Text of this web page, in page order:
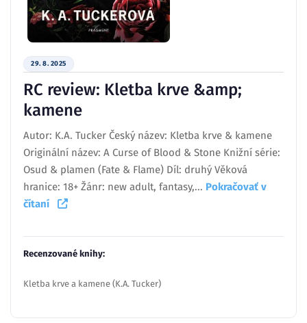
29. 8. 2025
RC review: Kletba krve &amp;
kamene
Autor: K.A. Tucker Český název: Kletba krve & kamene
Originální název: A Curse of Blood & Stone Knižní série:
Osud & plamen (Fate & Flame) Díl: druhý Věková
hranice: 18+ Žánr: new adult, fantasy,... Pokračovať v
čítaní
Recenzované knihy:
Kletba krve a kamene (K.A. Tucker)